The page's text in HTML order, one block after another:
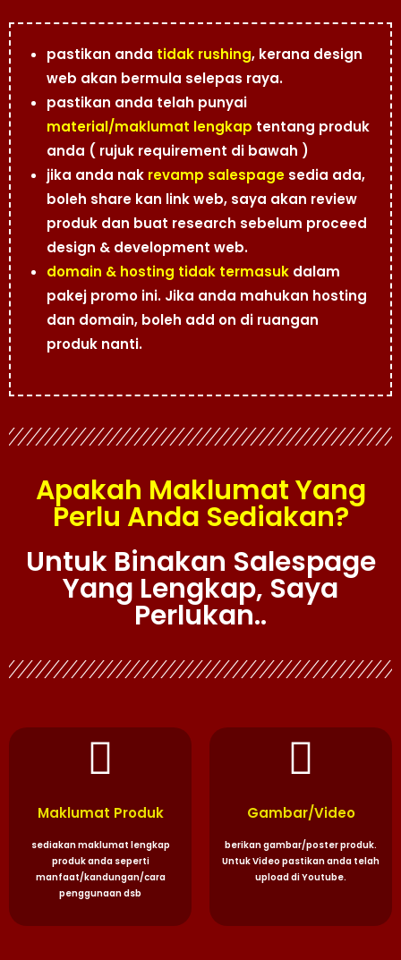
pastikan anda tidak rushing, kerana design
web akan bermula selepas raya.
pastikan anda telah punyai
material/maklumat lengkap tentang produk
anda ( rujuk requirement di bawah )
jika anda nak revamp salespage sedia ada,
boleh share kan link web, saya akan review
produk dan buat research sebelum proceed
design & development web.
domain & hosting tidak termasuk dalam
pakej promo ini. Jika anda mahukan hosting
dan domain, boleh add on di ruangan
produk nanti.
Apakah Maklumat Yang
Perlu Anda Sediakan?
Untuk Binakan Salespage
Yang Lengkap, Saya
Perlukan..
Maklumat Produk
sediakan maklumat lengkap
produk anda seperti
manfaat/kandungan/cara
penggunaan dsb
Gambar/Video
berikan gambar/poster produk.
Untuk Video pastikan anda telah
upload di Youtube.